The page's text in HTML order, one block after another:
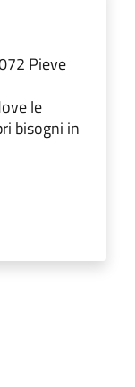
Pieve
le
bisogni in